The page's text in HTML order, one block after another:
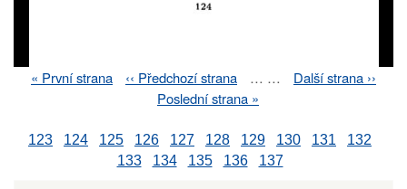
First
« První strana
Previous
‹‹ Předchozí strana … …
Next
Další strana ››
Last
Poslední strana »
123 124 125 126 127 128 129 130 131
132
133
134 135 136 137